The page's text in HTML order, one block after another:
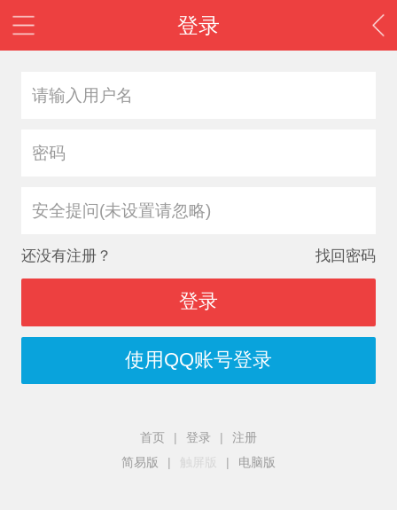
登录
安全提问(未设置请忽略)
还没有注册？ 找回密码
登录
使用QQ账号登录
首页 | 登录 |
注册
简易版
| 触屏版 | 电脑版